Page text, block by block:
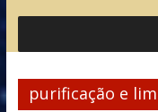
purificação e